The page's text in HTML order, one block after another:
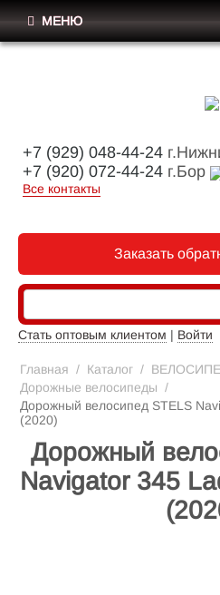
+7 (929) 048-44-24
+7 (920) 072-44-24 г.Бор
Все контакты
Заказать
Стать оптовым клиентом | Войти
МЕНЮ
Главная / Каталог /
Дорожные велосипеды /
Дорожный велосипед STELS
(2020)
Дорожный
Navigator 345